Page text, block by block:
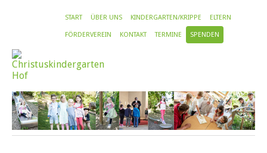
START ÜBER UNS KINDERGARTEN/KRIPPE ELTERN
FÖRDERVEREIN KONTAKT TERMINE SPENDEN